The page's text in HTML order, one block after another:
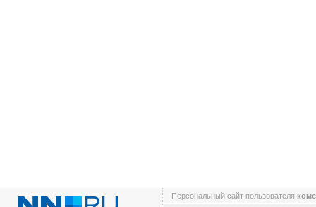
Персональный сайт пользователя